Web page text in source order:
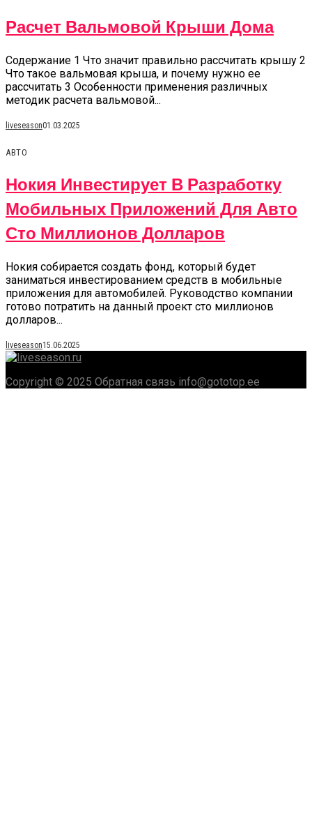
Расчет Вальмовой Крыши Дома
Содержание 1 Что значит правильно рассчитать крышу 2
Что такое вальмовая крыша, и почему нужно ее
рассчитать 3 Особенности применения различных
методик расчета вальмовой...
liveseason01.03.2025
АВТО
Нокия Инвестирует В Разработку
Мобильных Приложений Для Авто
Сто Миллионов Долларов
Нокия собирается создать фонд, который будет
заниматься инвестированием средств в мобильные
приложения для автомобилей. Руководство компании
готово потратить на данный проект сто миллионов
долларов...
liveseason15.06.2025
Copyright © 2025 Обратная связь info@gototop.ee